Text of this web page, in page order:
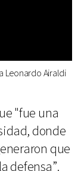
Leonardo Airaldi
"fue una
donde
que
defensa”.